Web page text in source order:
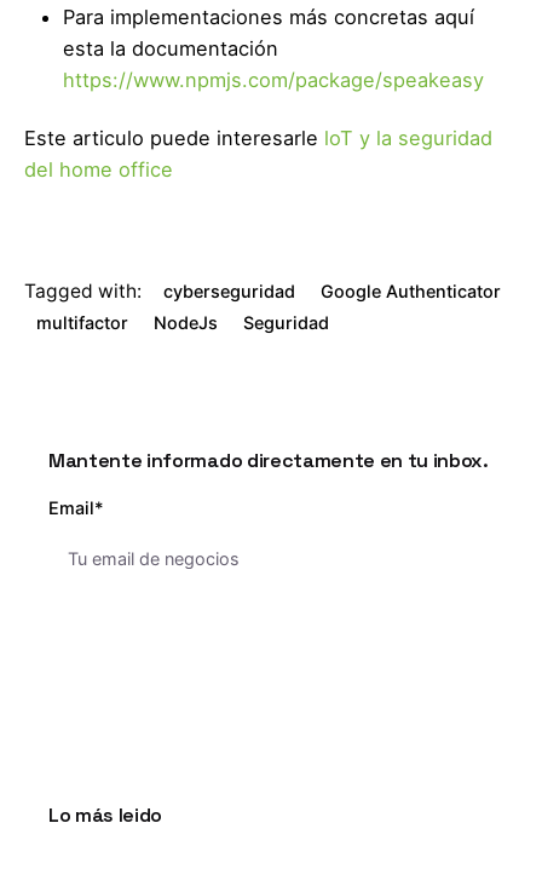
Para implementaciones más concretas aquí
esta la documentación
https://www.npmjs.com/package/speakeasy
Este articulo puede interesarle loT y la seguridad
del home office
Tagged with: cyberseguridad
Google Authenticator
multifactor
NodeJs Seguridad
Mantente informado directamente en tu inbox.
Email*
Lo más leido